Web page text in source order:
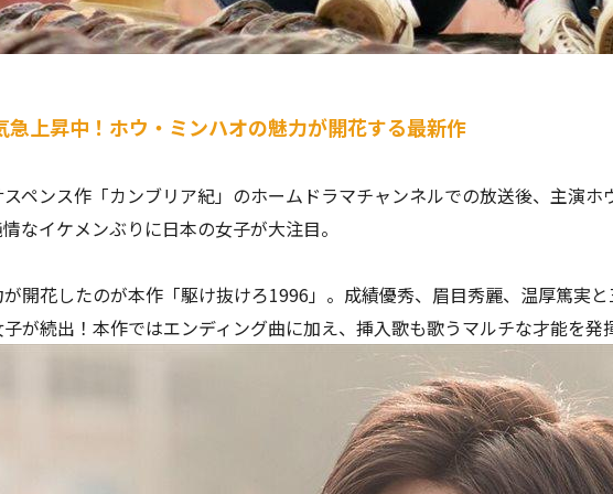
急上昇中！ホウ・ミンハオの魅力が開花する最新作
ペンス作「カンブリア紀」のホームドラマチャンネルでの放送後、主演
なイケメンぶりに日本の女子が大注目。
開花したのが本作「駆け抜けろ1996」。成績優秀、眉目秀麗、温厚篤実
が続出！本作ではエンディング曲に加え、挿入歌も歌うマルチな才能を発